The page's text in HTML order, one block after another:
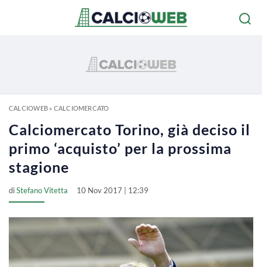
CALCIOWEB» CALCIOMERCATO
Calciomercato Torino, già deciso il
primo ‘acquisto’ per la prossima
stagione
diStefano Vitetta 10 Nov 2017 | 12:39